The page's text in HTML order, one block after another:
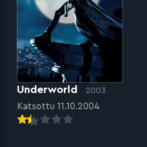
Underworld 2003
Katsottu 11.10.2004